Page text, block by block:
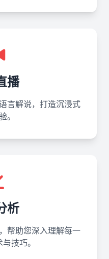
播
言解说，打造沉浸式
。
析
帮助您深入理解每一
技巧。